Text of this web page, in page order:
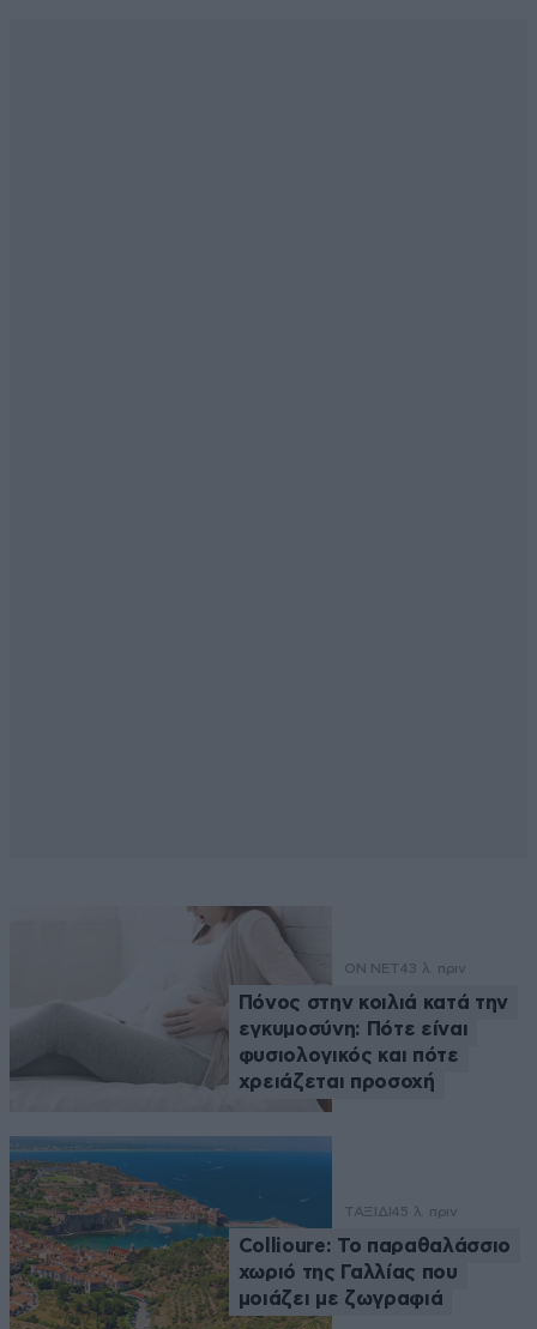
ON NET43 λ. πριν
Πόνος στην κοιλιά κατά την
εγκυμοσύνη: Πότε είναι
φυσιολογικός και πότε
χρειάζεται προσοχή
ΤΑΞΙΔΙ45 λ. πριν
Collioure: Το παραθαλάσσιο
χωριό της Γαλλίας που
μοιάζει με ζωγραφιά